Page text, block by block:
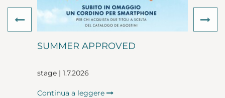
SUMMER APPROVED
stage | 1.7.2026
Continua a leggere
Previous